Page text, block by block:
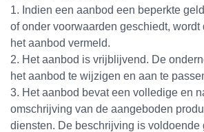
1. Indien een aanbod een beperkte
of onder voorwaarden geschiedt, wordt
het aanbod vermeld.
2. Het aanbod is vrijblijvend. De
het aanbod te wijzigen en aan te
3. Het aanbod bevat een volledige en
omschrijving van de aangeboden
diensten. De beschrijving is voldoende